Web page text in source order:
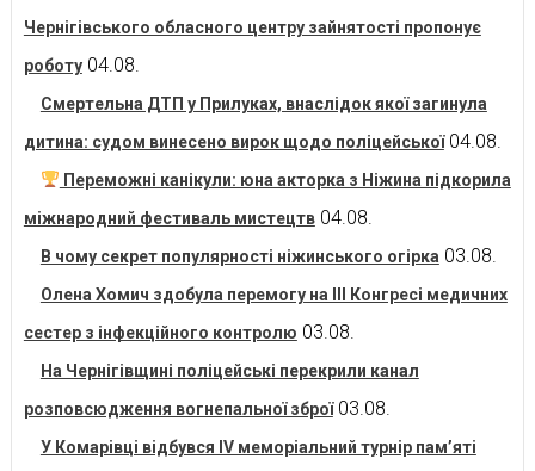
Чернігівського обласного центру зайнятості пропонує
роботу 04.08.
Смертельна ДТП у Прилуках, внаслідок якої загинула
дитина: судом винесено вирок щодо поліцейської 04.08.
Переможні канікули: юна акторка з Ніжина підкорила
міжнародний фестиваль мистецтв 04.08.
В чому секрет популярності ніжинського огірка 03.08.
Олена Хомич здобула перемогу на ІІІ Конгресі медичних
сестер з інфекційного контролю 03.08.
На Чернігівщині поліцейські перекрили канал
розповсюдження вогнепальної зброї 03.08.
У Комарівці відбувся IV меморіальний турнір пам’яті